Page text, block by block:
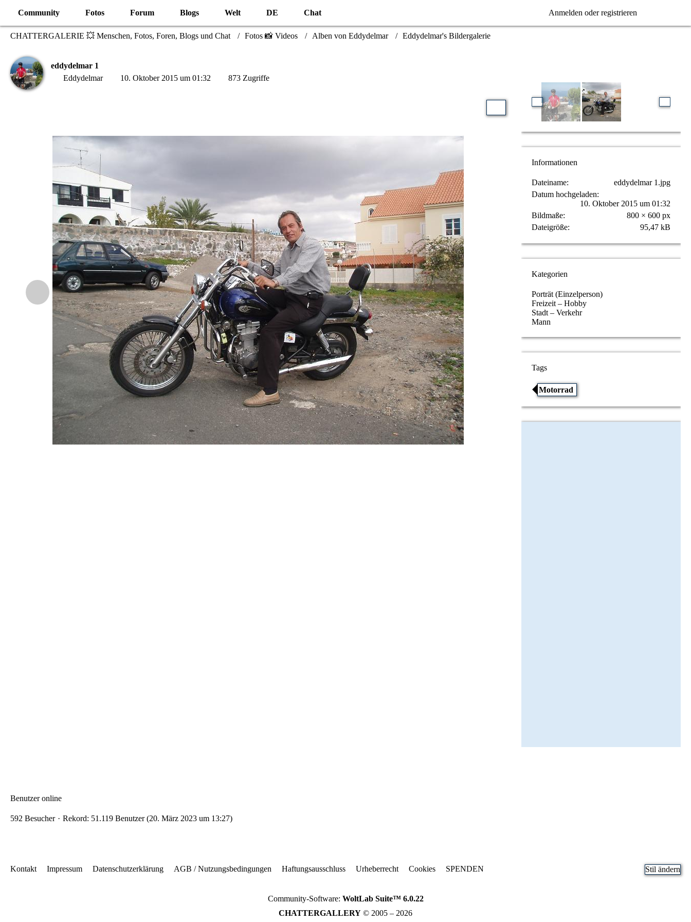
Community Fotos Forum Blogs Welt DE Chat Anmelden oder registrieren
CHATTERGALERIE 💥 Menschen, Fotos, Foren, Blogs und Chat Fotos 📸 Videos Alben von Eddydelmar Eddydelmar's Bildergalerie
eddydelmar 1
Eddydelmar
10. Oktober 2015 um 01:32 873 Zugriffe
Informationen
Dateiname
eddydelmar 1.jpg
Datum hochgeladen
10. Oktober 2015 um 01:32
Bildmaße
800 × 600 px
Dateigröße
95,47 kB
Kategorien
Porträt (Einzelperson)
Freizeit – Hobby
Stadt – Verkehr
Mann
Tags
Motorrad
Benutzer online
592 Besucher Rekord: 51.119 Benutzer (20. März 2023 um 13:27)
Stil ändern
Kontakt Impressum Datenschutzerklärung AGB / Nutzungsbedingungen Haftungsausschluss Urheberrecht Cookies SPENDEN
Community-Software: WoltLab Suite™ 6.0.22
CHATTERGALLERY © 2005 – 2026